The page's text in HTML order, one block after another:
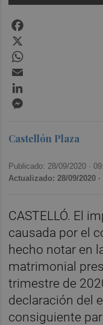
Castellón Plaza
Publicado: 28/09/2020 ·
Actualizado: 28/09/2020 ·
CASTELLÓ. El
causada por el
hecho notar en
matrimonial
trimestre de
declaración del
consiguiente